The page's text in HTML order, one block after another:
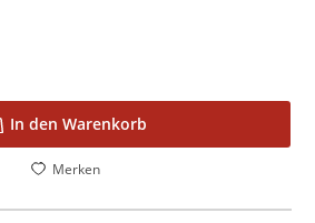
In den Warenkorb
Merken